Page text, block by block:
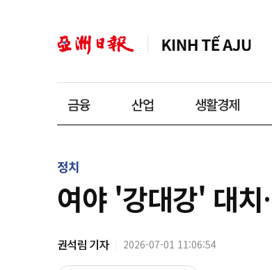
금융 산업 생활경제
정치
여야 '강대강' 대
권석림 기자 2026-07-01 11:06:54